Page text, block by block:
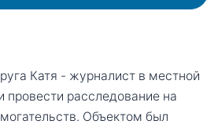
Катя - журналист в местной
провести расследование на
Объектом был